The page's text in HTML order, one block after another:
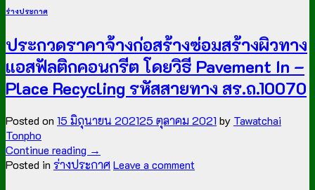
ร่างประกาศ
ประกวดราคาจ้างก่อสร้างซ่อมสร้างผิวทาง
แอสฟัลติกคอนกรีต โดยวิธี Pavement In –
Place Recycling รหัสสายทาง สร.ถ.10070
Posted on 15 มิถุนายน 202125 ตุลาคม 2021 by Tawatchai
Tonpho
Continue reading →
Posted in ร่างประกาศ Leave a comment